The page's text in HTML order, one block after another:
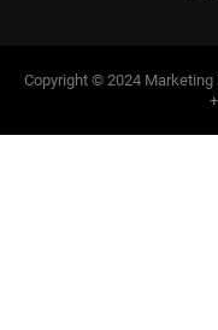
Copyright © 2024 Marketing